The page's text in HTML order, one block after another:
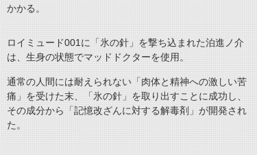
かかる。
ロイミュード001に「氷の針」を撃ち込まれた泊進ノ介
は、生身の状態でマッドドクターを使用。
通常の人間には耐えられない「肉体と精神への激しい苦
痛」を受けた末、「氷の針」を取り出すことに成功し、
その成分から「記憶改ざんに対する解毒剤」が開発され
た。